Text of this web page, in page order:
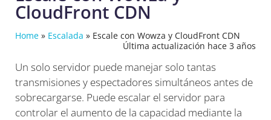
CloudFront CDN
Home » Escalada » Escale con Wowza y CloudFront CDN
Última actualización hace 3 años
Un solo servidor puede manejar solo tantas
transmisiones y espectadores simultáneos antes de
sobrecargarse. Puede escalar el servidor para
controlar el aumento de la capacidad mediante la